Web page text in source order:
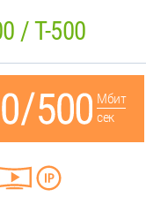
/ T-500
Мбит
сек